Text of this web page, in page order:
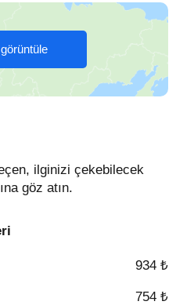
ilginizi çekebilecek
göz atın.
934 ₺
754 ₺